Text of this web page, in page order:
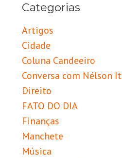
Categorias
Artigos
Cidade
Coluna Candeeiro
Conversa com Nélson
Direito
FATO DO DIA
Finanças
Manchete
Música